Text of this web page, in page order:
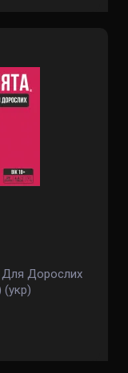
Для Дорослих
(укр)